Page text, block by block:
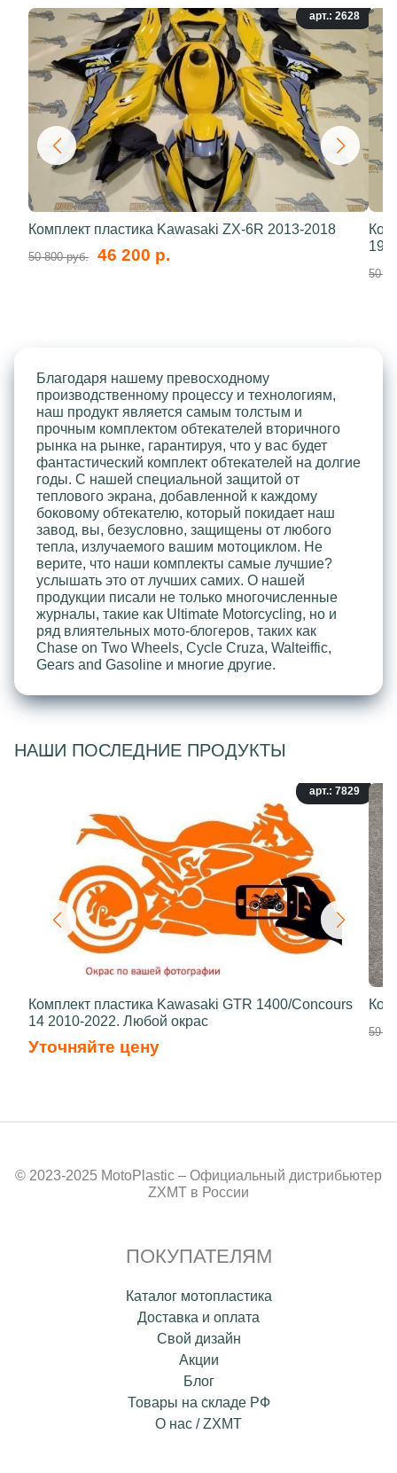
арт.: 2628
Комплект пластика Kawasaki ZX-6R 2013-2018
50 800 руб. 46 200 р.
50
Благодаря нашему превосходному
производственному процессу и технологиям,
наш продукт является самым толстым и
прочным комплектом обтекателей вторичного
рынка на рынке, гарантируя, что у вас будет
фантастический комплект обтекателей на долгие
годы. С нашей специальной защитой от
теплового экрана, добавленной к каждому
боковому обтекателю, который покидает наш
завод, вы, безусловно, защищены от любого
тепла, излучаемого вашим мотоциклом. Не
верите, что наши комплекты самые лучшие?
услышать это от лучших самих. О нашей
продукции писали не только многочисленные
журналы, такие как Ultimate Motorcycling, но и
ряд влиятельных мото-блогеров, таких как
Chase on Two Wheels, Cycle Cruza, Walteiffic,
Gears and Gasoline и многие другие.
НАШИ ПОСЛЕДНИЕ ПРОДУКТЫ
арт.: 7829
Комплект пластика Kawasaki GTR 1400/Concours
14 2010-2022. Любой окрас
Уточняйте цену
59
© 2023-2025 MotoPlastic – Официальный дистрибьютер
ZXMT в России
ПОКУПАТЕЛЯМ
Каталог мотопластика
Доставка и оплата
Свой дизайн
Акции
Блог
Товары на складе РФ
О нас / ZXMT